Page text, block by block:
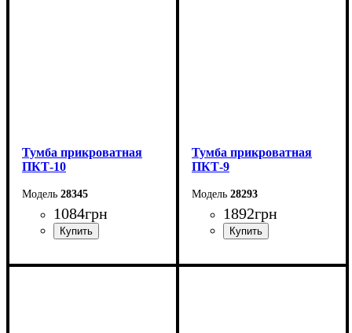
Тумба прикроватная
ПКТ-10
28345
1084грн
Ширина: 40 см
Тумба прикроватная
ПКТ-9
28293
1892грн
Ширина: 48 см